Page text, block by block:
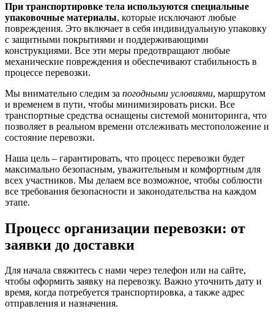
При транспортировке тела используются специальные
упаковочные материалы, которые исключают любые
повреждения. Это включает в себя индивидуальную упаковку
с защитными покрытиями и поддерживающими
конструкциями. Все эти меры предотвращают любые
механические повреждения и обеспечивают стабильность в
процессе перевозки.
Мы внимательно следим за погодными условиями, маршрутом
и временем в пути, чтобы минимизировать риски. Все
транспортные средства оснащены системой мониторинга, что
позволяет в реальном времени отслеживать местоположение и
состояние перевозки.
Наша цель – гарантировать, что процесс перевозки будет
максимально безопасным, уважительным и комфортным для
всех участников. Мы делаем все возможное, чтобы соблюсти
все требования безопасности и законодательства на каждом
этапе.
Процесс организации перевозки: от
заявки до доставки
Для начала свяжитесь с нами через телефон или на сайте,
чтобы оформить заявку на перевозку. Важно уточнить дату и
время, когда потребуется транспортировка, а также адрес
отправления и назначения.